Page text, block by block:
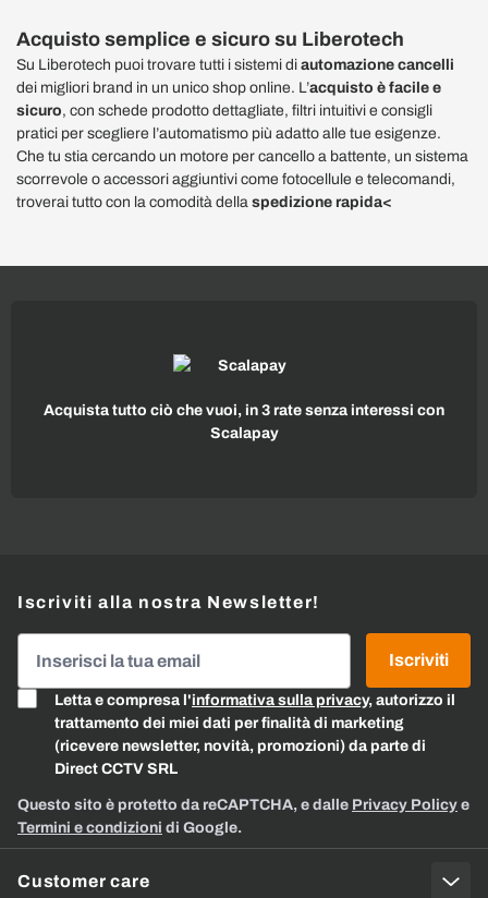
Acquisto semplice e sicuro su Liberotech
Su Liberotech puoi trovare tutti i sistemi di automazione cancelli
dei migliori brand in un unico shop online. L’acquisto è facile e
sicuro, con schede prodotto dettagliate, filtri intuitivi e consigli
pratici per scegliere l’automatismo più adatto alle tue esigenze.
Che tu stia cercando un motore per cancello a battente, un sistema
scorrevole o accessori aggiuntivi come fotocellule e telecomandi,
troverai tutto con la comodità della spedizione rapida<
Acquista tutto ciò che vuoi, in 3 rate senza interessi con
Scalapay
Customer care
Iscriviti alla nostra Newsletter!
Letta e compresa l'informativa sulla privacy, autorizzo il
trattamento dei miei dati per finalità di marketing
(ricevere newsletter, novità, promozioni) da parte di
Direct CCTV SRL
Iscriviti
Questo sito è protetto da reCAPTCHA, e dalle Privacy Policy e
Termini e condizioni di Google.